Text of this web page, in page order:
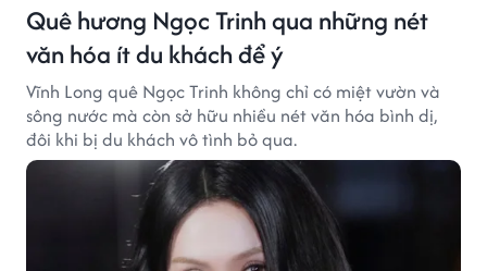
Quê hương Ngọc Trinh qua những nét
văn hóa ít du khách để ý
Vĩnh Long quê Ngọc Trinh không chỉ có miệt vườn và
sông nước mà còn sở hữu nhiều nét văn hóa bình dị,
đôi khi bị du khách vô tình bỏ qua.